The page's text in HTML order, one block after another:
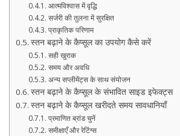
आत्मविश्वास में वृद्धि
सर्जरी की तुलना में सुरक्षित
प्राकृतिक परिणाम
स्तन बढ़ाने के कैप्सूल का उपयोग कैसे करें
सही खुराक
समय और अवधि
अन्य सप्लीमेंट्स के साथ संयोजन
स्तन बढ़ाने के कैप्सूल के संभावित साइड इफेक्ट्स
स्तन बढ़ाने के कैप्सूल खरीदते समय सावधानियाँ
प्रमाणित ब्रांड चुनें
समीक्षाएँ और रेटिंग्स